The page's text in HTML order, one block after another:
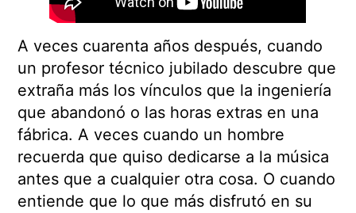
A veces cuarenta años después, cuando
un profesor técnico jubilado descubre que
extraña más los vínculos que la ingeniería
que abandonó o las horas extras en una
fábrica. A veces cuando un hombre
recuerda que quiso dedicarse a la música
antes que a cualquier otra cosa. O cuando
entiende que lo que más disfrutó en su